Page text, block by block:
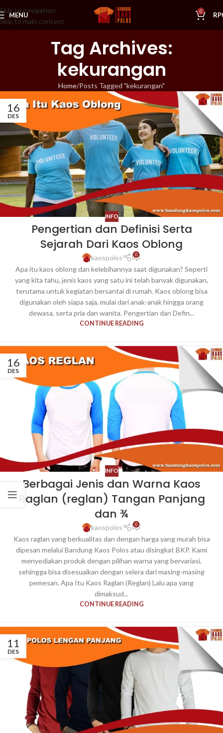
Skip to navigation
Skip to main content
MENU 0 RP
Tag Archives:
kekurangan
Home Posts Tagged "kekurangan"
16
DES
INFO
Pengertian dan Definisi Serta
Sejarah Dari Kaos Oblong
kaospolos 0
Apa itu kaos oblong dan kelebihannya saat digunakan? Seperti
yang kita tahu, jenis kaos yang satu ini telah banyak digunakan,
terutama untuk kegiatan bersantai di rumah. Kaos oblong bisa
digunakan oleh siapa saja, mulai dari anak-anak hingga orang
dewasa, serta pria dan wanita. Pengertian dan Defin...
CONTINUE READING
16
DES
INFO
Berbagai Jenis dan Warna Kaos
Raglan (reglan) Tangan Panjang
dan ¾
kaospolos 0
Kaos raglan yang berkualitas dan dengan harga yang murah bisa
dipesan melalui Bandung Kaos Polos atau disingkat BKP. Kami
menyediakan produk dengan pilihan warna yang bervariasi,
sehingga bisa disesuaikan dengan selera dari masing-masing
pemesan. Apa Itu Kaos Raglan (Reglan) Lalu apa yang
dimaksud...
CONTINUE READING
11
DES